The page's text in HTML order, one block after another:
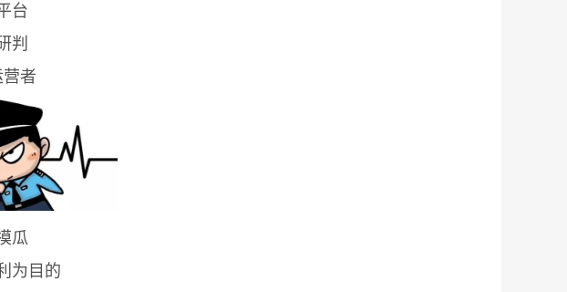
台
判
者
瓜
为目的